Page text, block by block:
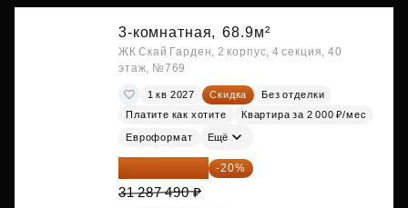
3-комнатная, 68.9м²
ЖК Скай Гарден, 2 корпус, 4 секция, 40
этаж, №769
1 кв 2027 Скидка
Без отделки
Платите как хотите
Квартира за 2 000 ₽/мес
Евроформат Ещё
25 029 992 ₽ -20%
31 287 490 ₽